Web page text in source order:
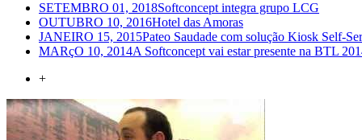
SETEMBRO 01, 2018Softconcept integra grupo LCG
OUTUBRO 10, 2016Hotel das Amoras
JANEIRO 15, 2015Pateo Saudade com solução Kiosk Self-
MARçO 10, 2014A Softconcept vai estar presente na BTL
+